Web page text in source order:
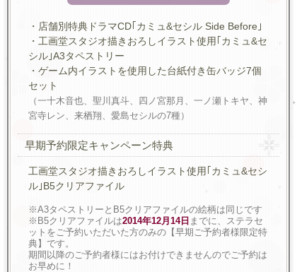
・店舗別特典ドラマCD｢カミュ&セシル Side Before｣
・工画堂スタジオ描きおろしイラスト使用｢カミュ&セ
シル｣A3タペストリー
・ゲーム内イラストを使用した台紙付き缶バッジ7個
セット
（一十木音也、聖川真斗、四ノ宮那月、一ノ瀬トキヤ、神
宮寺レン、来栖翔、愛島セシルの7種）
早期予約限定キャンペーン特典
工画堂スタジオ描きおろしイラスト使用｢カミュ&セシ
ル｣B5クリアファイル
※A3タペストリーとB5クリアファイルの絵柄は同じです
※B5クリアファイルは2014年12月14日 までに、ステラセ
ットをご予約いただいた方のみの【早期ご予約者様限定特
典】です。
期間以降のご予約者様にはお付けできませんのでご予約は
お早めに！